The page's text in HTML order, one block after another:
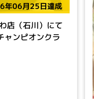
年06月25日達成
店（石川）にて
ャンピオンクラ